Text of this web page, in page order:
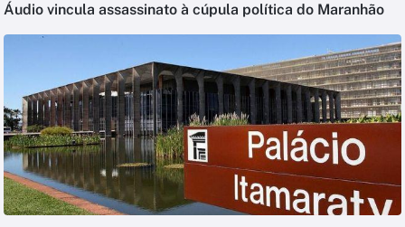
Áudio vincula assassinato à cúpula política do Maranhão